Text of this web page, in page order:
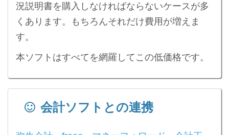
況説明書を購入しなければならないケースが多
くあります。もちろんそれだけ費用が増えま
す。
本ソフトはすべてを網羅してこの低価格です。
会計ソフトとの連携